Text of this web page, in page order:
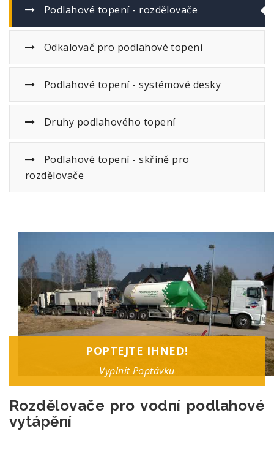
Podlahové topení - rozdělovače
Odkalovač pro podlahové topení
Podlahové topení - systémové desky
Druhy podlahového topení
Podlahové topení - skříně pro
rozdělovače
POPTEJTE IHNED!
Vyplnit Poptávku
Rozdělovače pro vodní podlahové
vytápění